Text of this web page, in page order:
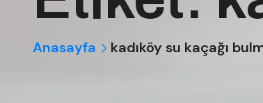
Anasayfa kadıköy su kaçağı